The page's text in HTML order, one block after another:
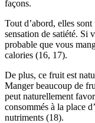
façons.
Tout d’abord, elles
sensation de satiété. Si
probable que vous
calories (16, 17).
De plus, ce fruit est
Manger beaucoup de
peut naturellement
consommés à la place
nutriments (18).